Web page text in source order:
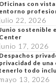
Oficinas con
entorno
julio 22, 2026
Junio sostenible
Center
junio 17, 2026
Despachos
privacidad de
todo
mayo 13, 2026